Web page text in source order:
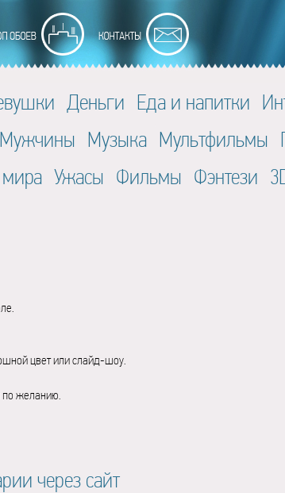
Деньги Еда и напитки
Мужчины Музыка Мультфильмы
Ужасы Фильмы Фэнтези
цвет или слайд-шоу.
по желанию.
через сайт